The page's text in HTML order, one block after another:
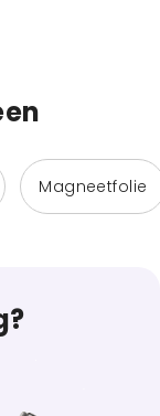
Magneetfolie